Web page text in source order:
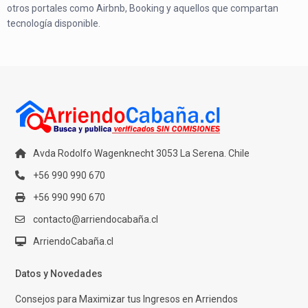
otros portales como Airbnb, Booking y aquellos que compartan
tecnología disponible.
Avda Rodolfo Wagenknecht 3053 La Serena. Chile
+56 990 990 670
+56 990 990 670
contacto@arriendocabaña.cl
ArriendoCabaña.cl
Datos y Novedades
Consejos para Maximizar tus Ingresos en Arriendos